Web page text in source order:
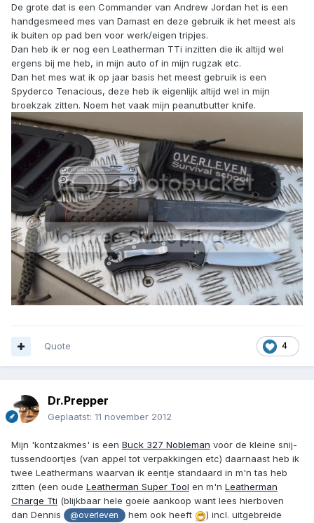
De grote dat is een Commander van Andrew Jordan het is een
handgesmeed mes van Damast en deze gebruik ik het meest als
ik buiten op pad ben voor werk/eigen tripjes.
Dan heb ik er nog een Leatherman TTi inzitten die ik altijd wel
ergens bij me heb, in mijn auto of in mijn rugzak etc.
Dan het mes wat ik op jaar basis het meest gebruik is een
Spyderco Tenacious, deze heb ik eigenlijk altijd wel in mijn
broekzak zitten. Noem het vaak mijn peanutbutter knife.
4
Quote
Dr.Prepper
Geplaatst: 11 november 2012
Mijn 'kontzakmes' is een Buck 327 Nobleman voor de kleine snij-
tussendoortjes (van appel tot verpakkingen etc) daarnaast heb ik
twee Leathermans waarvan ik eentje standaard in m'n tas heb
zitten (een oude Leatherman Super Tool en m'n Leatherman
Charge Tti (blijkbaar hele goeie aankoop want lees hierboven
dan Dennis
@overleven hem ook heeft
) incl. uitgebreide